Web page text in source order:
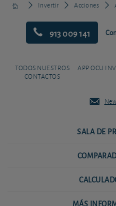
Invertir Acciones
913 009 141
TODOS NUESTROS
CONTACTOS
APP OCU
SALA DE
MÁS